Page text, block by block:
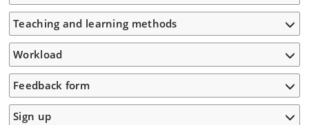
Teaching and learning methods
Workload
Feedback form
Sign up